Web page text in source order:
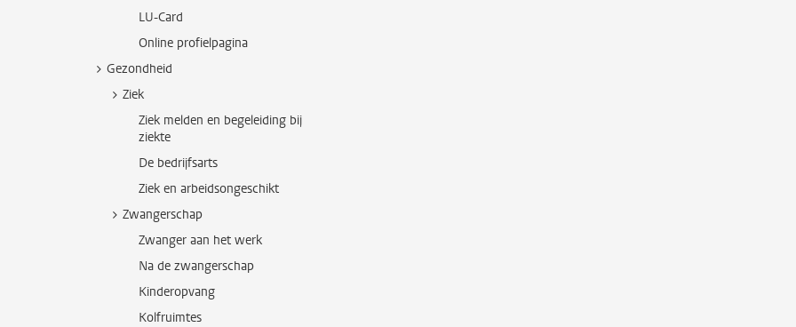
LU-Card
Online profielpagina
Gezondheid
Ziek
Ziek melden en begeleiding bij
ziekte
De bedrijfsarts
Ziek en arbeidsongeschikt
Zwangerschap
Zwanger aan het werk
Na de zwangerschap
Kinderopvang
Kolfruimtes